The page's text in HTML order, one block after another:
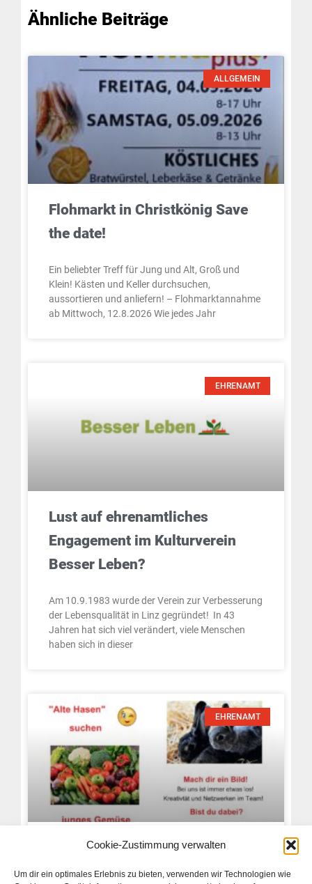
Cookie-Zustimmung verwalten
Um dir ein optimales Erlebnis zu bieten, verwenden wir Technologien wie
Ähnliche Beiträge
ALLGEMEIN
Flohmarkt in Christkönig Save
the date!
Ein beliebter Treff für Jung und Alt, Groß und
Klein! Kästen und Keller durchsuchen,
aussortieren und anliefern! – Flohmarktannahme
ab Mittwoch, 12.8.2026 Wie jedes Jahr
EHRENAMT
Lust auf ehrenamtliches
Engagement im Kulturverein
Besser Leben?
Am 10.9.1983 wurde der Verein zur Verbesserung
der Lebensqualität in Linz gegründet! In 43
Jahren hat sich viel verändert, viele Menschen
haben sich in dieser
EHRENAMT
Wanted – Wir suchen dich!